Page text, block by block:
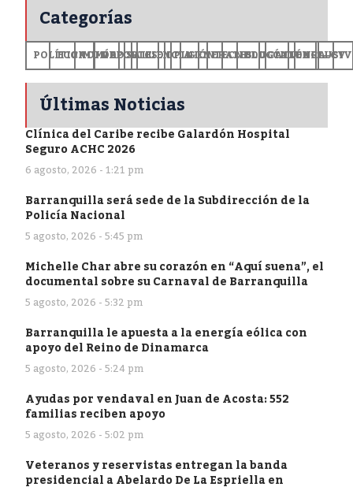
Categorías
POLÍTICA
ECONOMÍA
MUNDODEPORTES
SALUDCIENCIA
OPINIÓN
GENERALES
TECNOLOGÍA
EDUCACIÓN
CULTURA+CV
Últimas Noticias
Clínica del Caribe recibe Galardón Hospital
Seguro ACHC 2026
6 agosto, 2026 - 1:21 pm
Barranquilla será sede de la Subdirección de la
Policía Nacional
5 agosto, 2026 - 5:45 pm
Michelle Char abre su corazón en “Aquí suena”, el
documental sobre su Carnaval de Barranquilla
5 agosto, 2026 - 5:32 pm
Barranquilla le apuesta a la energía eólica con
apoyo del Reino de Dinamarca
5 agosto, 2026 - 5:24 pm
Ayudas por vendaval en Juan de Acosta: 552
familias reciben apoyo
5 agosto, 2026 - 5:02 pm
Veteranos y reservistas entregan la banda
presidencial a Abelardo De La Espriella en